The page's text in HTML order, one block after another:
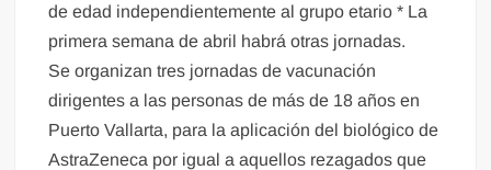
de edad independientemente al grupo etario * La
primera semana de abril habrá otras jornadas.
Se organizan tres jornadas de vacunación
dirigentes a las personas de más de 18 años en
Puerto Vallarta, para la aplicación del biológico de
AstraZeneca por igual a aquellos rezagados que